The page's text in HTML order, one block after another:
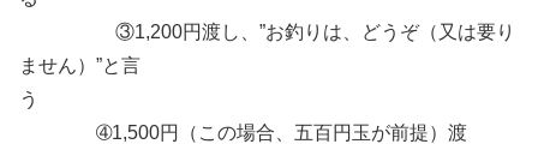
③1,200円渡し、”お釣りは、どうぞ（又は要り
ません）”と言
う
➃1,500円（この場合、五百円玉が前提）渡